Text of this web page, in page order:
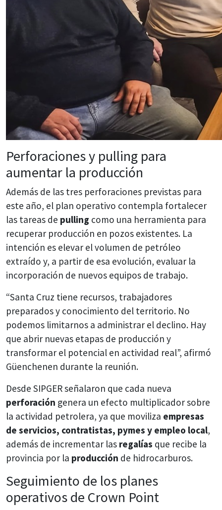
Perforaciones y pulling para
aumentar la producción
Además de las tres perforaciones previstas para
este año, el plan operativo contempla fortalecer
las tareas de pulling como una herramienta para
recuperar producción en pozos existentes. La
intención es elevar el volumen de petróleo
extraído y, a partir de esa evolución, evaluar la
incorporación de nuevos equipos de trabajo.
“Santa Cruz tiene recursos, trabajadores
preparados y conocimiento del territorio. No
podemos limitarnos a administrar el declino. Hay
que abrir nuevas etapas de producción y
transformar el potencial en actividad real”, afirmó
Güenchenen durante la reunión.
Desde SIPGER señalaron que cada nueva
perforación genera un efecto multiplicador sobre
la actividad petrolera, ya que moviliza empresas
de servicios, contratistas, pymes y empleo local,
además de incrementar las regalías que recibe la
provincia por la producción de hidrocarburos.
Seguimiento de los planes
operativos de Crown Point